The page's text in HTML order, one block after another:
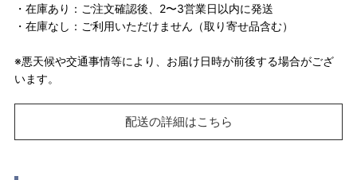
・在庫あり：ご注文確認後、2〜3営業日以内に発送
・在庫なし：ご利用いただけません（取り寄せ品含む）
※悪天候や交通事情等により、お届け日時が前後する場合がござ
います。
配送の詳細はこちら